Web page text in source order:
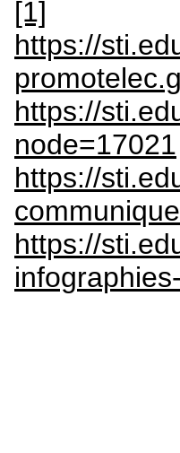
[1]
https://
https://
node=17021
https://
https://